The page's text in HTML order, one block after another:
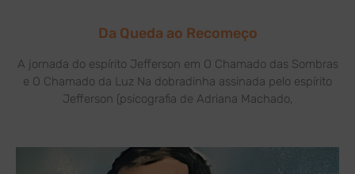
Da Queda ao Recomeço
A jornada do espírito Jefferson em O Chamado das Sombras
e O Chamado da Luz Na dobradinha assinada pelo espírito
Jefferson (psicografia de Adriana Machado,